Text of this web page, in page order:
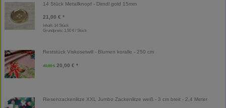
14 Stück Metallknopf - Dirndl gold 15mm
21,00 € *
Inhalt: 14 Stück
Grundpreis: 1,50 € / Stück
Reststück Viskosetwill - Blumen koralle - 250 cm
40,00 € 20,00 € *
Riesenzackenlitze XXL Jumbo Zackenlitze weiß - 3 cm breit - 2,4 Meter